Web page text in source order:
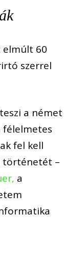
elmúlt 60
szerrel
a német
félelmetes
fel kell
történetét –
a